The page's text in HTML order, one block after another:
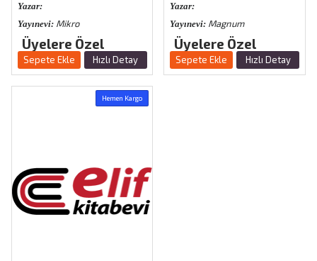
Yazar:
Yayınevi:Mikro
Üyelere Özel
Sepete Ekle Hızlı Detay
Yazar:
Yayınevi:Magnum
Üyelere Özel
Sepete Ekle Hızlı Detay
Hemen Kargo